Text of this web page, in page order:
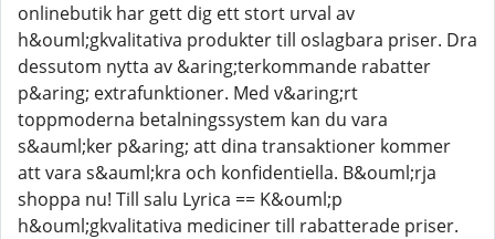
onlinebutik har gett dig ett stort urval av
h&ouml;gkvalitativa produkter till oslagbara priser. Dra
dessutom nytta av &aring;terkommande rabatter
p&aring; extrafunktioner. Med v&aring;rt
toppmoderna betalningssystem kan du vara
s&auml;ker p&aring; att dina transaktioner kommer
att vara s&auml;kra och konfidentiella. B&ouml;rja
shoppa nu! Till salu Lyrica == K&ouml;p
h&ouml;gkvalitativa mediciner till rabatterade priser.